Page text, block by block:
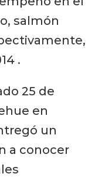
salmón
.
25 de
en
un
a conocer